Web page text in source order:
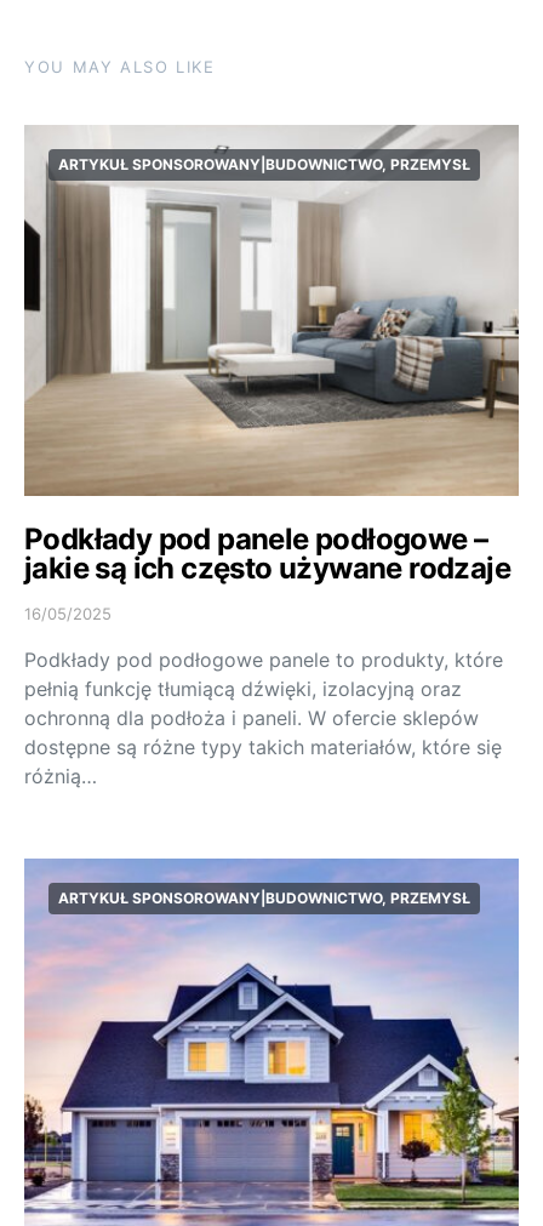
YOU MAY ALSO LIKE
ARTYKUŁ SPONSOROWANY|BUDOWNICTWO, PRZEMYSŁ
Podkłady pod panele podłogowe –
jakie są ich często używane rodzaje
16/05/2025
Podkłady pod podłogowe panele to produkty, które
pełnią funkcję tłumiącą dźwięki, izolacyjną oraz
ochronną dla podłoża i paneli. W ofercie sklepów
dostępne są różne typy takich materiałów, które się
różnią…
ARTYKUŁ SPONSOROWANY|BUDOWNICTWO, PRZEMYSŁ